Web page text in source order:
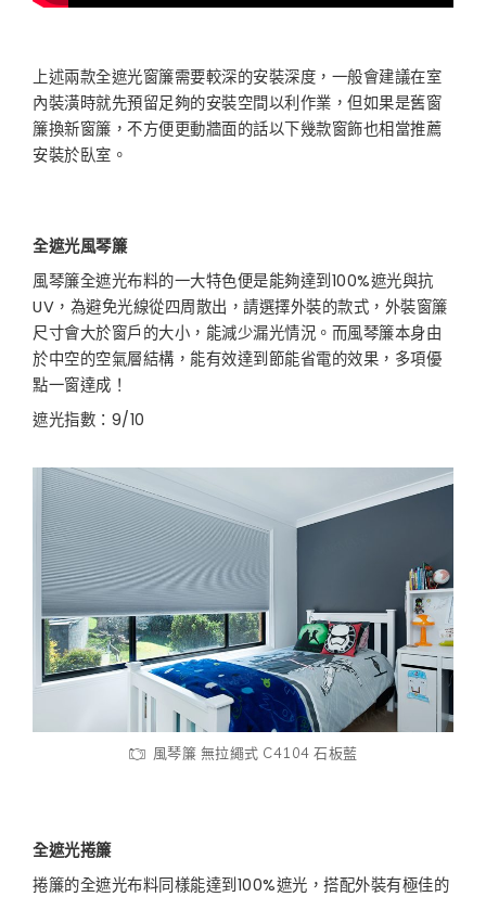
上述兩款全遮光窗簾需要較深的安裝深度，一般會建議在室
內裝潢時就先預留足夠的安裝空間以利作業，但如果是舊窗
簾換新窗簾，不方便更動牆面的話以下幾款窗飾也相當推薦
安裝於臥室。
全遮光風琴簾
風琴簾全遮光布料的一大特色便是能夠達到100%遮光與抗
UV，為避免光線從四周散出，請選擇外裝的款式，外裝窗簾
尺寸會大於窗戶的大小，能減少漏光情況。而風琴簾本身由
於中空的空氣層結構，能有效達到節能省電的效果，多項優
點一窗達成！
遮光指數：9/10
風琴簾 無拉繩式 C4104 石板藍
全遮光捲簾
捲簾的全遮光布料同樣能達到100%遮光，搭配外裝有極佳的